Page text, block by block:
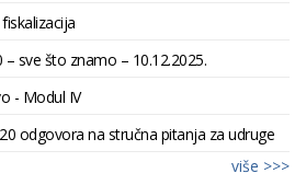
– sve što znamo – 10.12.2025.
- Modul IV
odgovora na stručna pitanja za udruge
više >>>